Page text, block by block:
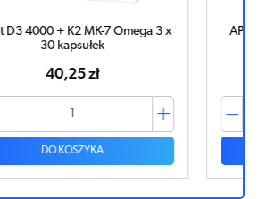
4000 + K2 MK-7 Omega 3 x
30 kapsułek
40,25 zł
DO KOSZYKA
APTEO